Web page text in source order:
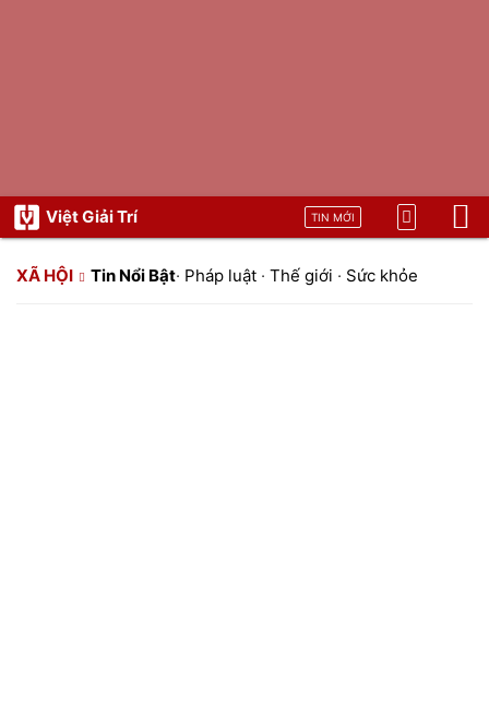
Việt Giải Trí TIN MỚI
XÃ HỘI Tin Nổi Bật· Pháp luật · Thế giới · Sức khỏe